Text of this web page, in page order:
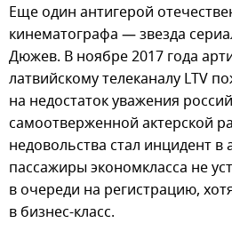
Еще один антигерой
кинематографа — звезда
Дюжев. В ноябре 2017 года
латвийскому телеканалу LTV
на недостаток уважения
самоотверженной актерской
недовольства стал инцидент в
пассажиры экономкласса не
в очереди на регистрацию,
в бизнес-класс.